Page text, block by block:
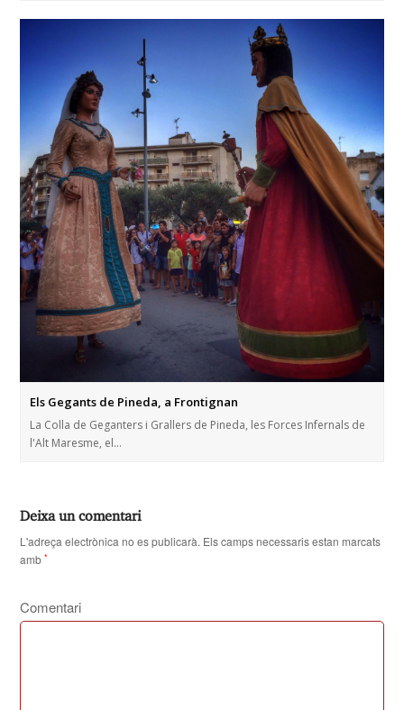
Els Gegants de Pineda, a Frontignan
La Colla de Geganters i Grallers de Pineda, les Forces Infernals de
l'Alt Maresme, el…
Deixa un comentari
L'adreça electrònica no es publicarà. Els camps necessaris estan marcats
amb*
Comentari